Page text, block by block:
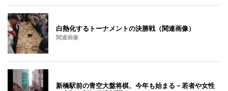
白熱化するトーナメントの決勝戦（関連画像）
関連画像
新橋駅前の青空大盤将棋、今年も始まる－若者や女性